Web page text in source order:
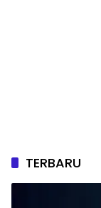
TERBARU